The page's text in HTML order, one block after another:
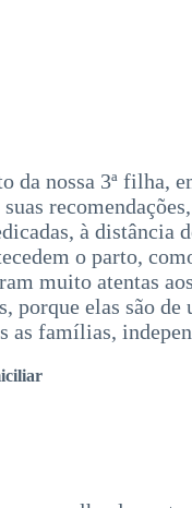
da nossa 3ª filha,
à distância
o parto,
muito atentas
porque elas são
as famílias,